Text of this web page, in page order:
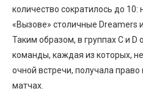
количество сократилось до 10:
«Вызове» столичные Dreamers
Таким образом, в группах С и D
команды, каждая из которых,
очной встречи, получала
матчах.